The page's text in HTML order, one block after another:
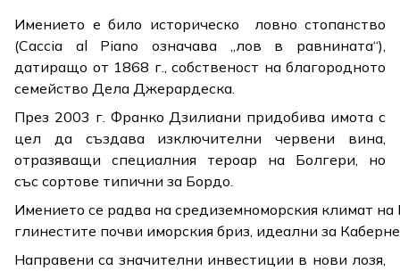
Имението е било историческо ловно стопанство
(Caccia al Piano означава „лов в равнината“),
датиращо от 1868 г., собственост на благородното
семейство Дела Джерардеска.
През 2003 г. Франко Дзилиани придобива имота с
цел да създава изключителни червени вина,
отразяващи специалния тероар ​​на Болгери, но
със сортове типични за Бордо.
Имението се радва на средиземноморския климат
глинестите почви иморския бриз, идеални за
Направени са значителни инвестиции в нови лозя,